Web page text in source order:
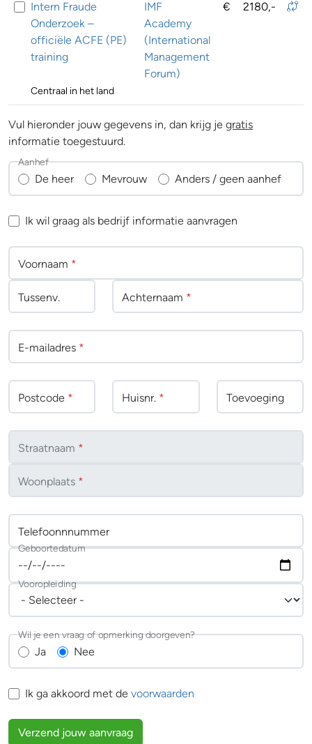
Intern Fraude
Onderzoek –
officiële ACFE (PE)
training
IMF
Academy
(International
Management
Forum)
€ 2180,-
Centraal in het land
Vul hieronder jouw gegevens in, dan krijg je gratis
informatie toegestuurd.
De heer Mevrouw Anders / geen aanhef
Aanhef
Ik wil graag als bedrijf informatie aanvragen
Voornaam *
Tussenv. Achternaam *
E-mailadres *
Postcode * Huisnr. * Toevoeging
Straatnaam *
Woonplaats *
Telefoonnnummer
Geboortedatum
Vooropleiding
Ja Nee
Wil je een vraag of opmerking doorgeven?
Ik ga akkoord met de voorwaarden
Verzend jouw aanvraag